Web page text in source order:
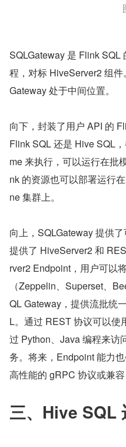
SQLGateway 是 Flink SQL
程，对标 HiveServer2 组
Gateway 处于中间位置。
向下，封装了用户 API 的
Flink SQL 还是 Hive SQL
me 来执行，可以运行在批
nk 的资源也可以部署运行
ne 集群上。
向上，SQLGateway 提供
提供了 HiveServer2 和
rver2 Endpoint，用户可以
（Zeppelin、Superset、
QL Gateway，提供流批统
L。通过 REST 协议可以使
过 Python、Java 编程来访
务。将来，Endpoint 能力
高性能的 gRPC 协议或兼容
三、Hive SQL